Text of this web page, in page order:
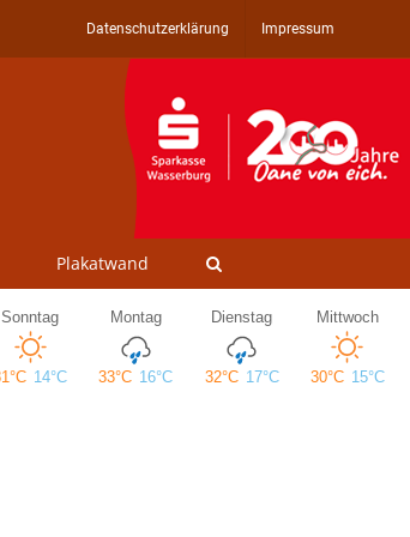
Datenschutzerklärung Impressum
Plakatwand